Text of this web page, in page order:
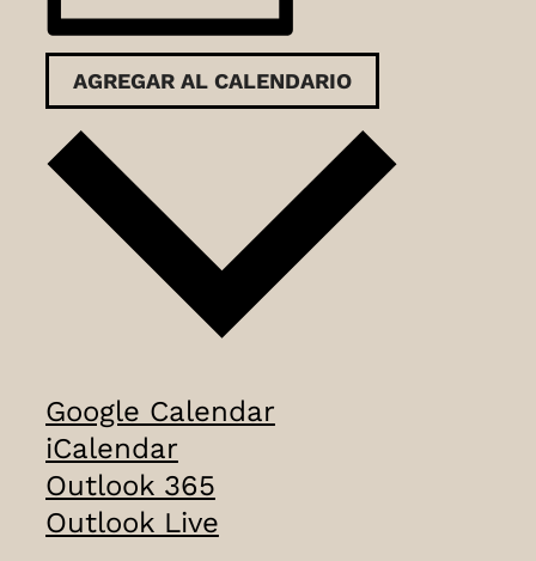
AGREGAR AL CALENDARIO
Google Calendar
iCalendar
Outlook 365
Outlook Live